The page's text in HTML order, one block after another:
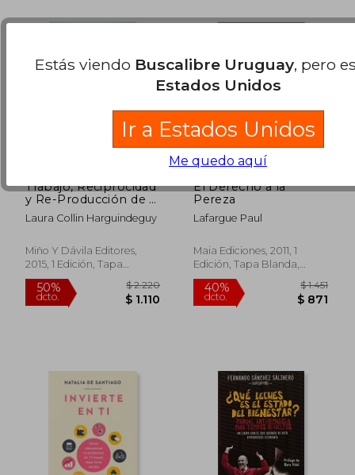
45% $ 1.025 45%
Trabajo, Reciprocidad
y Re-Producción de la
Vida: Experiencias
Colectivas de
Economía Solidaria
en América Latina
Laura Collin Harguindeguy
Miño Y Dávila Editores,
2015, 1 Edición, Tapa
Blanda, Nuevo
El Derecho a la
Pereza
Lafargue Paul
Maia Ediciones, 2011, 1
Edición, Tapa Blanda,
Nuevo
Estás viendo Buscalibre Uruguay, pero
Estados Unidos
Ir a Estados Unidos
Me quedo aquí